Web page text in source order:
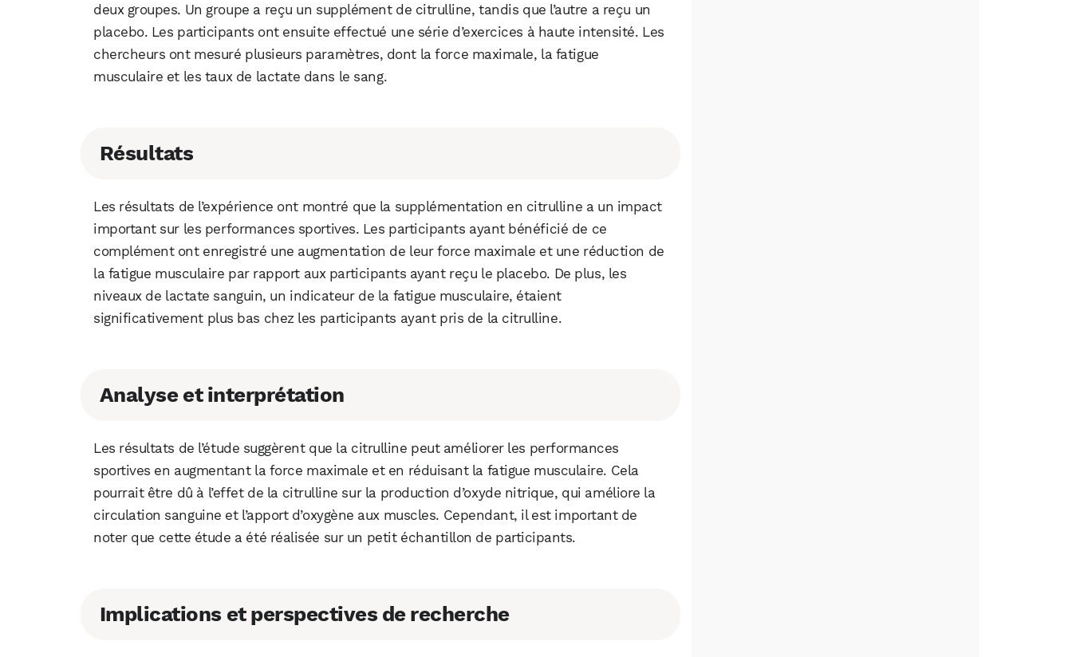
deux groupes. Un groupe a reçu un supplément de citrulline, tandis que l’autre a reçu un
placebo. Les participants ont ensuite effectué une série d’exercices à haute intensité. Les
chercheurs ont mesuré plusieurs paramètres, dont la force maximale, la fatigue
musculaire et les taux de lactate dans le sang.
Résultats
Les résultats de l’expérience ont montré que la supplémentation en citrulline a un impact
important sur les performances sportives. Les participants ayant bénéficié de ce
complément ont enregistré une augmentation de leur force maximale et une réduction de
la fatigue musculaire par rapport aux participants ayant reçu le placebo. De plus, les
niveaux de lactate sanguin, un indicateur de la fatigue musculaire, étaient
significativement plus bas chez les participants ayant pris de la citrulline.
Analyse et interprétation
Les résultats de l’étude suggèrent que la citrulline peut améliorer les performances
sportives en augmentant la force maximale et en réduisant la fatigue musculaire. Cela
pourrait être dû à l’effet de la citrulline sur la production d’oxyde nitrique, qui améliore la
circulation sanguine et l’apport d’oxygène aux muscles. Cependant, il est important de
noter que cette étude a été réalisée sur un petit échantillon de participants.
Implications et perspectives de recherche